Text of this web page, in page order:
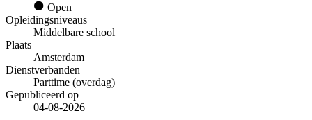
Open
Opleidingsniveaus
Middelbare school
Plaats
Amsterdam
Dienstverbanden
Parttime (overdag)
Gepubliceerd op
04-08-2026